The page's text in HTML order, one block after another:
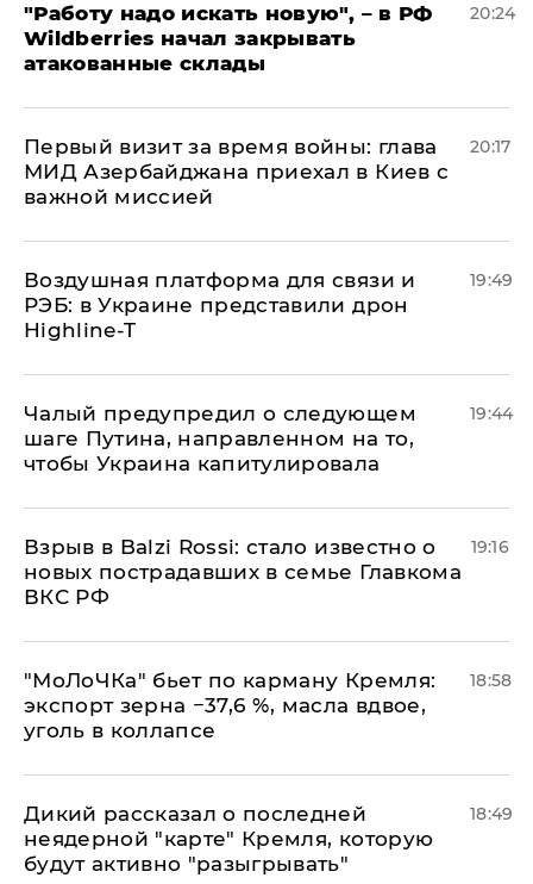
"Работу надо искать новую", – в РФ
Wildberries начал закрывать
атакованные склады
20:24
Первый визит за время войны: глава
МИД Азербайджана приехал в Киев с
важной миссией
20:17
Воздушная платформа для связи и
РЭБ: в Украине представили дрон
Highline-T
19:49
Чалый предупредил о следующем
шаге Путина, направленном на то,
чтобы Украина капитулировала
19:44
Взрыв в Balzi Rossi: стало известно о
новых пострадавших в семье Главкома
ВКС РФ
19:16
​"МоЛоЧКа" бьет по карману Кремля:
экспорт зерна −37,6 %, масла вдвое,
уголь в коллапсе
18:58
Дикий рассказал о последней
неядерной "карте" Кремля, которую
будут активно "разыгрывать"
18:49